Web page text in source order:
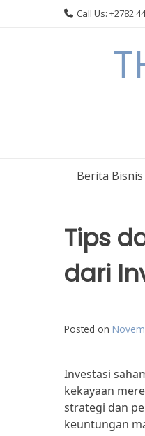
Call Us: +2782
Berita Bisnis
Tips
dari
Posted on
Investasi
kekayaan
strategi dan
keuntungan